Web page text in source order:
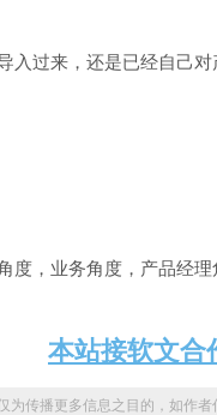
过来，还是已经自己对
度，业务角度，产品经
本站接软文合
传播更多信息之目的，如作